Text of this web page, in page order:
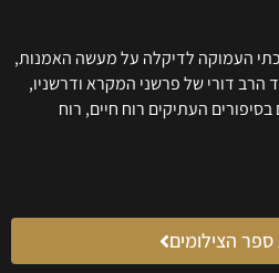
העמוקה לדיקלה על מעשה האמנות,
דורי של פרשני המקרא ודרשניו,
העתיקים רוח חיים, רוח
הצילומים